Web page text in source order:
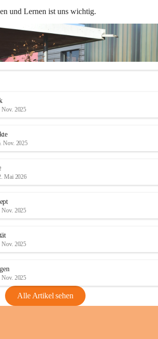
und Lernen ist uns wichtig.
Nov. 2025
Nov. 2025
Mai 2026
Nov. 2025
Nov. 2025
Nov. 2025
Alle Artikel sehen